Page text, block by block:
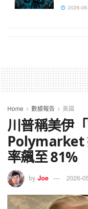
2026-
Home 數據報告 美國
川普稱美伊
Polymarket
率飆至 81%
by Joe 2026-